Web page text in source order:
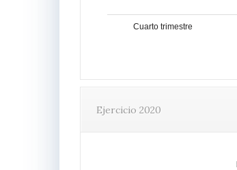
Cuarto trimestre
Ejercicio 2020